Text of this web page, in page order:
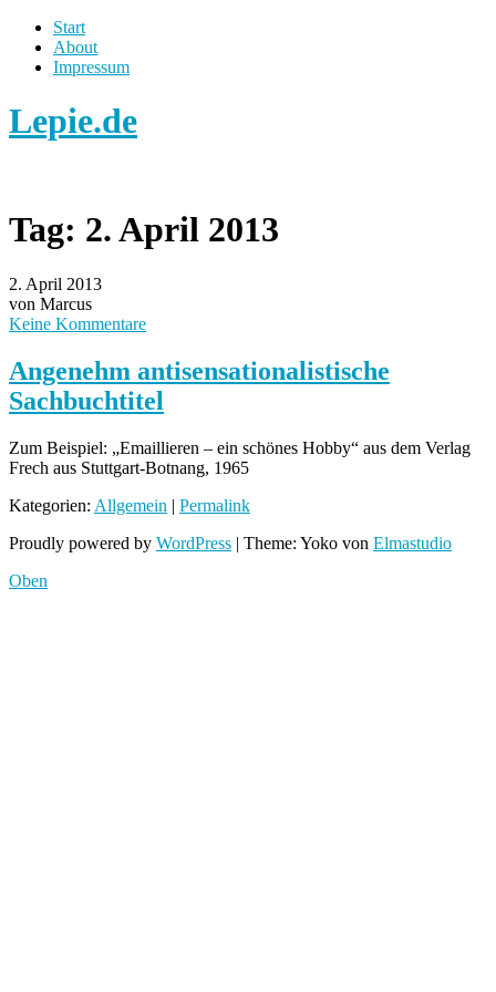
Start
About
Impressum
Lepie.de
Tag: 2. April 2013
2. April 2013
von Marcus
Keine Kommentare
Angenehm antisensationalistische
Sachbuchtitel
Zum Beispiel: „Emaillieren – ein schönes Hobby“ aus dem Verlag
Frech aus Stuttgart-Botnang, 1965
Kategorien: Allgemein | Permalink
Proudly powered by WordPress | Theme: Yoko von Elmastudio
Oben